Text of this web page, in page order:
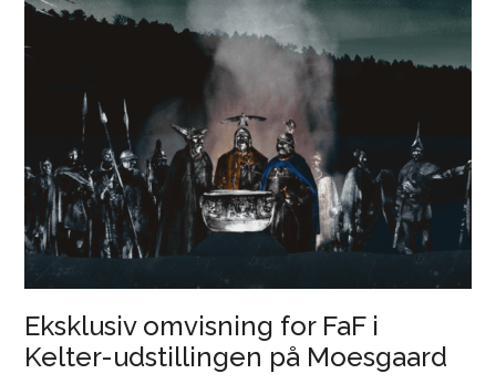
Eksklusiv omvisning for FaF i
Kelter-udstillingen på Moesgaard